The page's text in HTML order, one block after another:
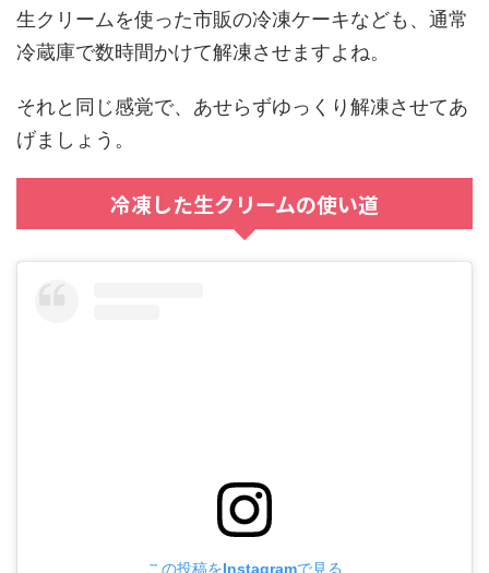
生クリームを使った市販の冷凍ケーキなども、通常
冷蔵庫で数時間かけて解凍させますよね。
それと同じ感覚で、あせらずゆっくり解凍させてあ
げましょう。
冷凍した生クリームの使い道
この投稿をInstagramで見る